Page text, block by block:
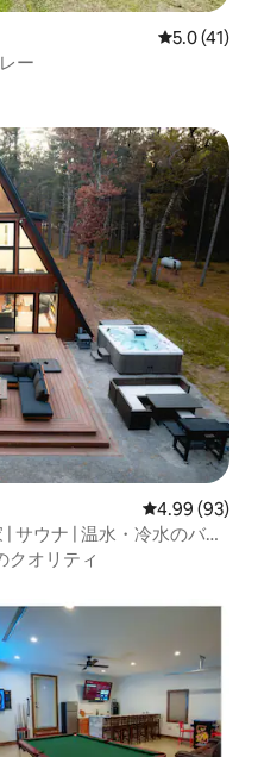
レビュー41
5.0 (41)
ー
レビュー93
4.99 (93)
サウナ | 温水・冷水のバス
クオリティ